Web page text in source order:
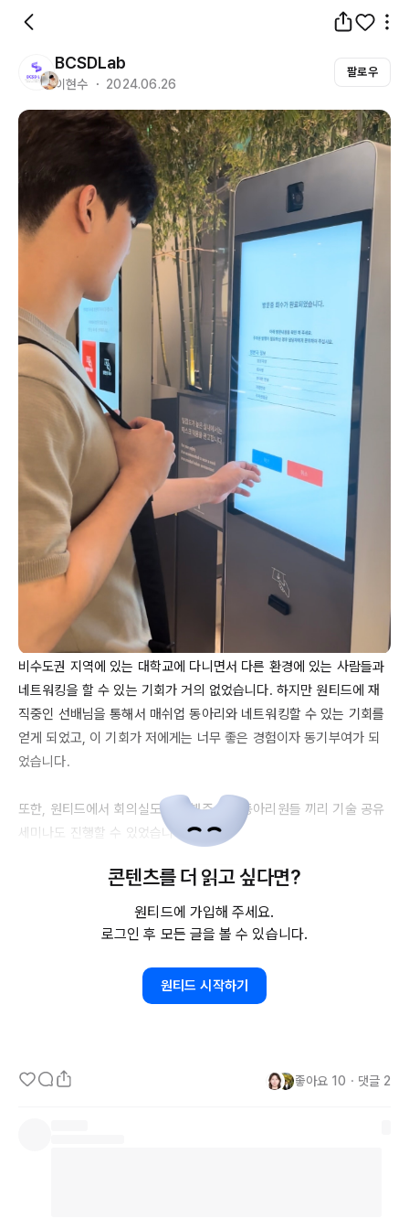
BCSDLab
이현수 ・ 2024.06.26
팔로우
비수도권 지역에 있는 대학교에 다니면서 다른 환경에 있는 사람들과
네트워킹을 할 수 있는 기회가 거의 없었습니다. 하지만 원티드에 재
직중인 선배님을 통해서 매쉬업 동아리와 네트워킹할 수 있는 기회를
얻게 되었고, 이 기회가 저에게는 너무 좋은 경험이자 동기부여가 되
었습니다.
또한, 원티드에서 회의실도 제공해주셔서 동아리원들 끼리 기술 공유
세미나도 진행할 수 있었습니다.
롯데월드타워에 있는 회사에 출입해보는 자체도 뜻깊었습니다.
"나도 이 회사에 다니고싶다"는 생각이 들었고 이것은 저의 목표가 되
어 큰 동기부여가 되었습니다.
방문증을 반납할때는 너무 아쉬웠습니다🥹
콘텐츠를 더 읽고 싶다면?
원티드에 가입해 주세요.
로그인 후 모든 글을 볼 수 있습니다.
원티드 시작하기
좋아요 10 ・ 댓글 2